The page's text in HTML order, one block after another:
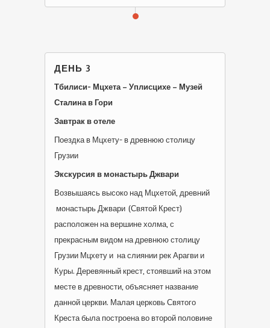
ДЕНЬ 3
Тбилиси- Мцхета – Уплисцихе – Музей
Сталина в Гори
Завтрак в отеле
Поездка в Мцхету- в древнюю столицу
Грузии
Экскурсия в монастырь Джвари
Возвышаясь высоко над Мцхетой, древний
монастырь Джвари (Святой Крест)
расположен на вершине холма, с
прекрасным видом на древнюю столицу
Грузии Мцхету и на слиянии рек Арагви и
Куры. Деревянный крест, стоявший на этом
месте в древности, объясняет название
данной церкви. Малая церковь Святого
Креста была построена во второй половине